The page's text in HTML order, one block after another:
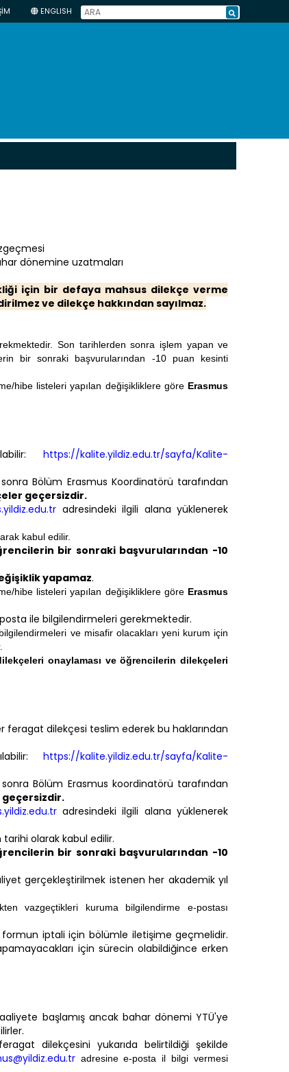
ENGLISH
dönemine uzatmaları
için bir defaya mahsus dilekçe verme
ve dilekçe hakkından sayılmaz.
Son tarihlerden sonra işlem yapan ve
bir sonraki başvurularından -10 puan kesinti
hibe listeleri yapılan değişikliklere göre Erasmus
https://kalite.yildiz.edu.tr/sayfa/Kalite-
Bölüm Erasmus Koordinatörü tarafından
geçersizdir.
adresindeki ilgili alana yüklenerek
kabul edilir.
bir sonraki başvurularından -10
yapamaz.
hibe listeleri yapılan değişikliklere göre Erasmus
ile bilgilendirmeleri gerekmektedir.
ve misafir olacakları yeni kurum için
onaylaması ve öğrencilerin dilekçeleri
dilekçesi teslim ederek bu haklarından
https://kalite.yildiz.edu.tr/sayfa/Kalite-
Bölüm Erasmus koordinatörü tarafından
geçersizdir.
adresindeki ilgili alana yüklenerek
olarak kabul edilir.
bir sonraki başvurularından -10
gerçekleştirilmek istenen her akademik yıl
vazgeçtikleri kuruma bilgilendirme e-postası
iptali için bölümle iletişime geçmelidir.
için sürecin olabildiğince erken
başlamış ancak bahar dönemi YTÜ'ye
dilekçesini yukarıda belirtildiği şekilde
adresine e-posta il bilgi vermesi